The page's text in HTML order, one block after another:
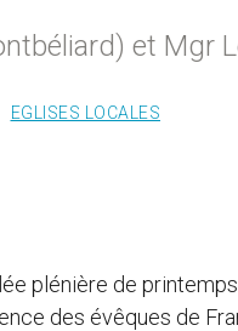
et Mgr
EGLISES LOCALES
plénière de
des évêques de